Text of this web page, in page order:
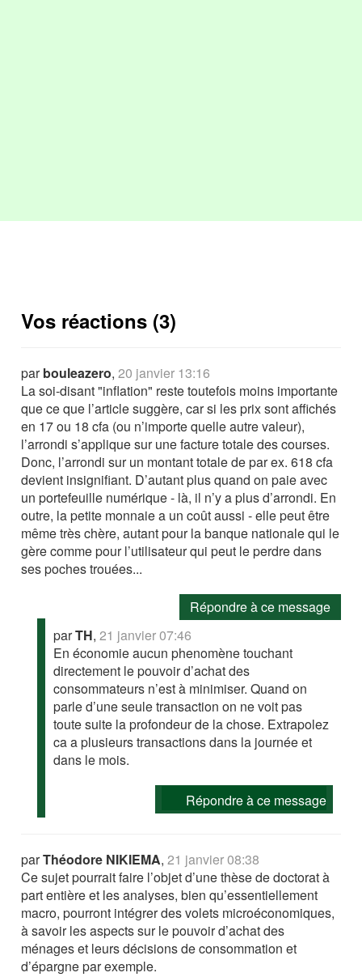
Vos réactions (3)
parbouleazero,20 janvier 13:16
La soi-disant "inflation" reste toutefois moins importante
que ce que l’article suggère, car si les prix sont affichés
en 17 ou 18 cfa (ou n’importe quelle autre valeur),
l’arrondi s’applique sur une facture totale des courses.
Donc, l’arrondi sur un montant totale de par ex. 618 cfa
devient insignifiant. D’autant plus quand on paie avec
un portefeuille numérique - là, il n’y a plus d’arrondi. En
outre, la petite monnaie a un coût aussi - elle peut être
même très chère, autant pour la banque nationale qui le
gère comme pour l’utilisateur qui peut le perdre dans
ses poches trouées...
Répondre à ce message
parTH,21 janvier 07:46
En économie aucun phenomène touchant
directement le pouvoir d’achat des
consommateurs n’est à minimiser. Quand on
parle d’une seule transaction on ne voit pas
toute suite la profondeur de la chose. Extrapolez
ca a plusieurs transactions dans la journée et
dans le mois.
Répondre à ce message
parThéodore NIKIEMA,21 janvier 08:38
Ce sujet pourrait faire l’objet d’une thèse de doctorat à
part entière et les analyses, bien qu’essentiellement
macro, pourront intégrer des volets microéconomiques,
à savoir les aspects sur le pouvoir d’achat des
ménages et leurs décisions de consommation et
d’épargne par exemple.